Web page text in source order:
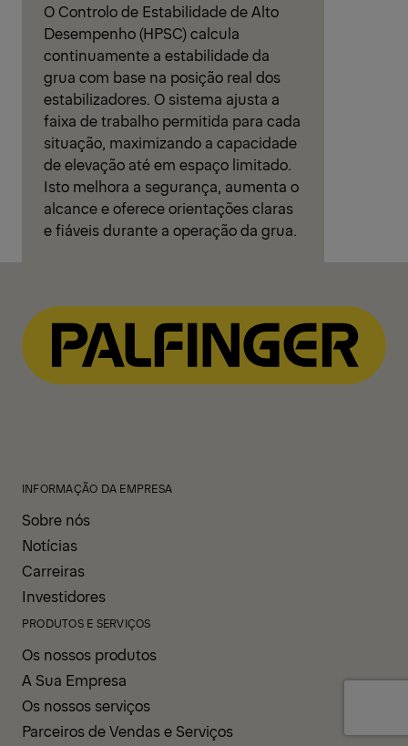
O Controlo de Estabilidade de Alto
Desempenho (HPSC) calcula
continuamente a estabilidade da
grua com base na posição real dos
estabilizadores. O sistema ajusta a
faixa de trabalho permitida para cada
situação, maximizando a capacidade
de elevação até em espaço limitado.
Isto melhora a segurança, aumenta o
alcance e oferece orientações claras
e fiáveis durante a operação da grua.
INFORMAÇÃO DA EMPRESA
Sobre nós
Notícias
Carreiras
Investidores
PRODUTOS E SERVIÇOS
Os nossos produtos
A Sua Empresa
Os nossos serviços
Parceiros de Vendas e Serviços